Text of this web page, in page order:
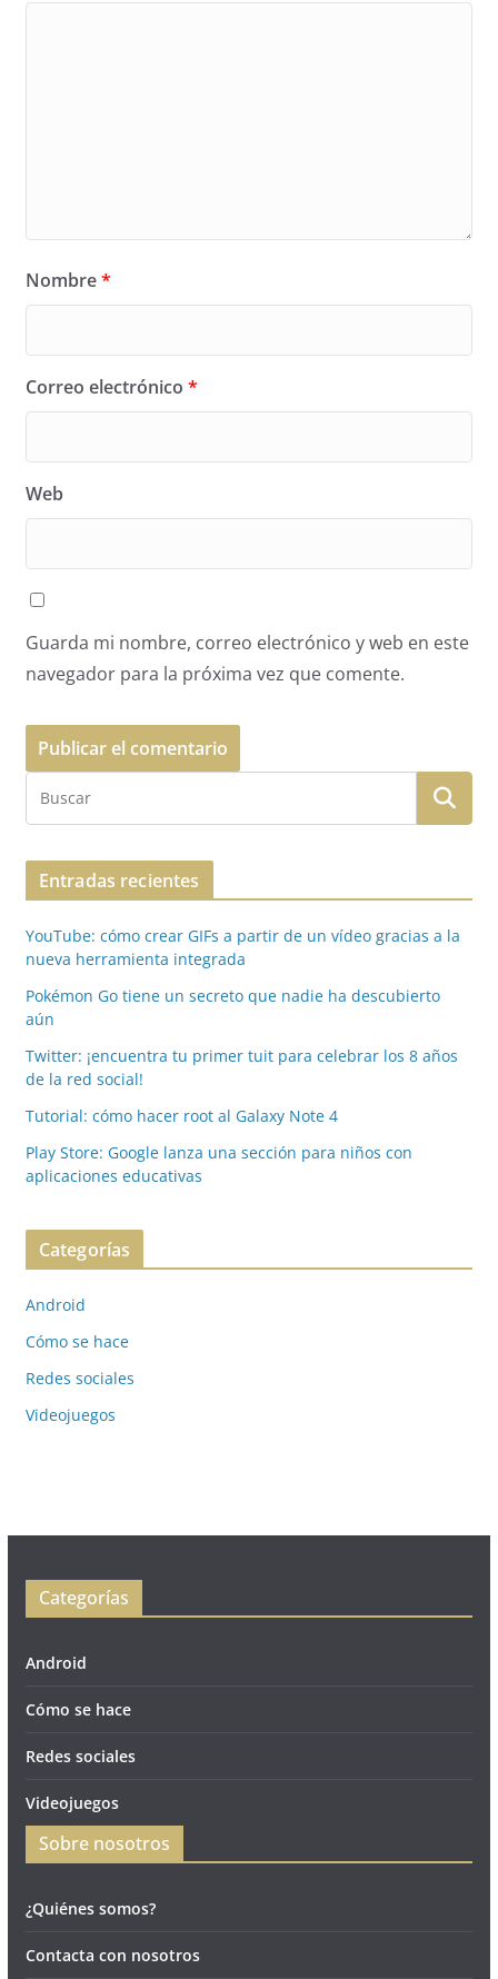
Nombre*
Correo electrónico *
Web
Guarda mi nombre, correo electrónico y web en este
navegador para la próxima vez que comente.
Entradas recientes
YouTube: cómo crear GIFs a partir de un vídeo gracias a la
nueva herramienta integrada
Pokémon Go tiene un secreto que nadie ha descubierto
aún
Twitter: ¡encuentra tu primer tuit para celebrar los 8 años
de la red social!
Tutorial: cómo hacer root al Galaxy Note 4
Play Store: Google lanza una sección para niños con
aplicaciones educativas
Categorías
Android
Cómo se hace
Redes sociales
Videojuegos
Categorías
Android
Cómo se hace
Redes sociales
Videojuegos
Sobre nosotros
¿Quiénes somos?
Contacta con nosotros